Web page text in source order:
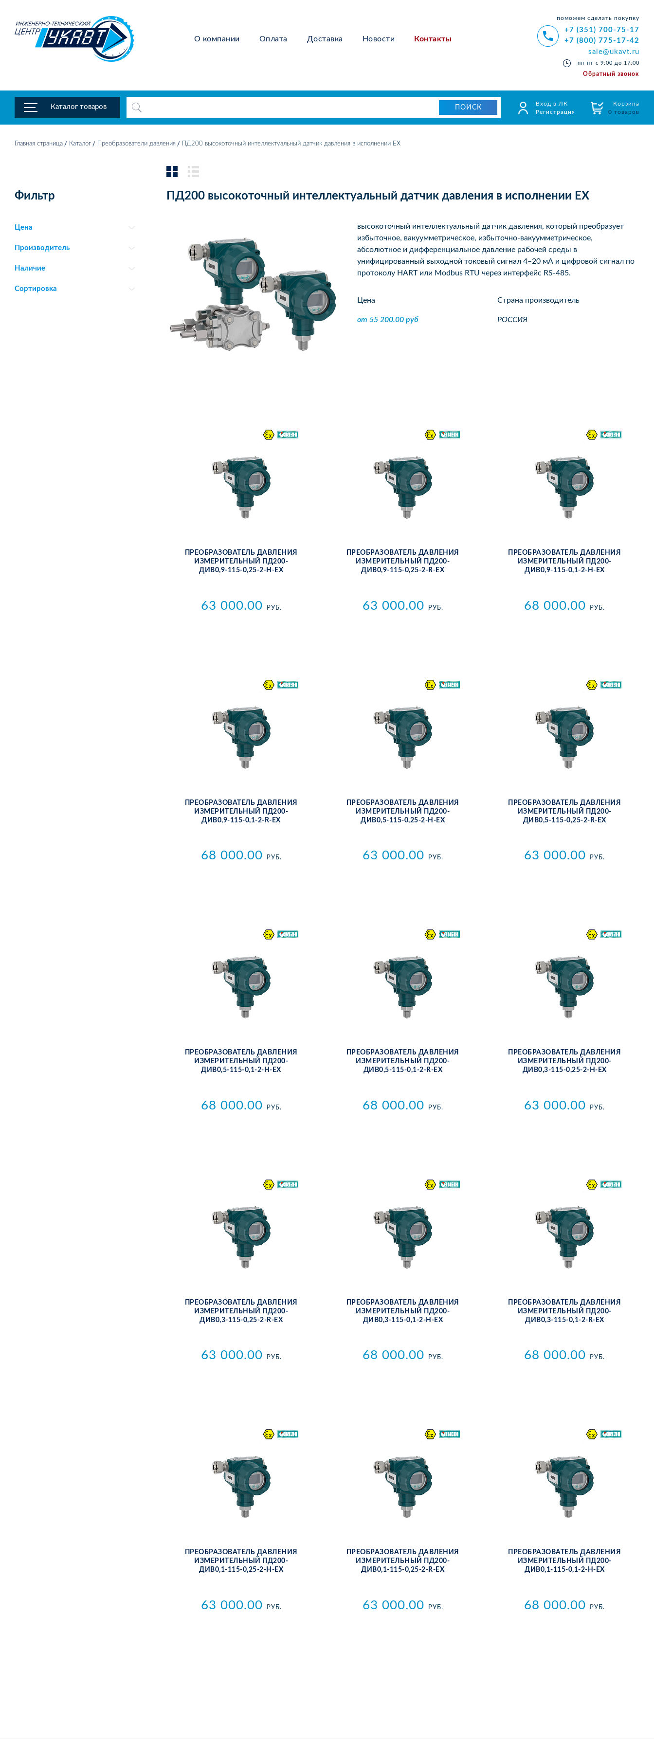
О компании Оплата Доставка Новости Контакты
поможем сделать покупку
+7 (351) 700-75-17
+7 (800) 775-17-42
sale@ukavt.ru
пн-пт с 9:00 до 17:00
Обратный звонок
Каталог товаров
Вход в ЛК
Регистрация
Корзина
0 товаров
Главная страница Каталог Преобразователи давления ПД200 высокоточный интеллектуальный датчик давления в исполнении EX
Фильтр
Цена
Производитель
Наличие
Сортировка
ПД200 высокоточный интеллектуальный датчик давления в исполнении EX
высокоточный интеллектуальный датчик давления, который преобразует
избыточное, вакуумметрическое, избыточно-вакуумметрическое,
абсолютное и дифференциальное давление рабочей среды в
унифицированный выходной токовый сигнал 4–20 мА и цифровой сигнал по
протоколу HART или Modbus RTU через интерфейс RS-485.
Цена
от 55 200.00 руб
Страна производитель
РОССИЯ
ПРЕ­ОБ­РА­ЗО­ВА­ТЕЛЬ ДАВ­ЛЕ­НИЯ
ИЗ­МЕ­РИ­ТЕЛЬ­НЫЙ ПД200-
ДИВ0,9-115-0,25-2-Н-ЕХ
63 000.00 РУБ.
ПРЕ­ОБ­РА­ЗО­ВА­ТЕЛЬ ДАВ­ЛЕ­НИЯ
ИЗ­МЕ­РИ­ТЕЛЬ­НЫЙ ПД200-
ДИВ0,9-115-0,25-2-R-ЕХ
63 000.00 РУБ.
ПРЕ­ОБ­РА­ЗО­ВА­ТЕЛЬ ДАВ­ЛЕ­НИЯ
ИЗ­МЕ­РИ­ТЕЛЬ­НЫЙ ПД200-
ДИВ0,9-115-0,1-2-Н-ЕХ
68 000.00 РУБ.
ПРЕ­ОБ­РА­ЗО­ВА­ТЕЛЬ ДАВ­ЛЕ­НИЯ
ИЗ­МЕ­РИ­ТЕЛЬ­НЫЙ ПД200-
ДИВ0,9-115-0,1-2-R-ЕХ
68 000.00 РУБ.
ПРЕ­ОБ­РА­ЗО­ВА­ТЕЛЬ ДАВ­ЛЕ­НИЯ
ИЗ­МЕ­РИ­ТЕЛЬ­НЫЙ ПД200-
ДИВ0,5-115-0,25-2-Н-ЕХ
63 000.00 РУБ.
ПРЕ­ОБ­РА­ЗО­ВА­ТЕЛЬ ДАВ­ЛЕ­НИЯ
ИЗ­МЕ­РИ­ТЕЛЬ­НЫЙ ПД200-
ДИВ0,5-115-0,25-2-R-ЕХ
63 000.00 РУБ.
ПРЕ­ОБ­РА­ЗО­ВА­ТЕЛЬ ДАВ­ЛЕ­НИЯ
ИЗ­МЕ­РИ­ТЕЛЬ­НЫЙ ПД200-
ДИВ0,5-115-0,1-2-Н-ЕХ
68 000.00 РУБ.
ПРЕ­ОБ­РА­ЗО­ВА­ТЕЛЬ ДАВ­ЛЕ­НИЯ
ИЗ­МЕ­РИ­ТЕЛЬ­НЫЙ ПД200-
ДИВ0,5-115-0,1-2-R-ЕХ
68 000.00 РУБ.
ПРЕ­ОБ­РА­ЗО­ВА­ТЕЛЬ ДАВ­ЛЕ­НИЯ
ИЗ­МЕ­РИ­ТЕЛЬ­НЫЙ ПД200-
ДИВ0,3-115-0,25-2-Н-ЕХ
63 000.00 РУБ.
ПРЕ­ОБ­РА­ЗО­ВА­ТЕЛЬ ДАВ­ЛЕ­НИЯ
ИЗ­МЕ­РИ­ТЕЛЬ­НЫЙ ПД200-
ДИВ0,3-115-0,25-2-R-ЕХ
63 000.00 РУБ.
ПРЕ­ОБ­РА­ЗО­ВА­ТЕЛЬ ДАВ­ЛЕ­НИЯ
ИЗ­МЕ­РИ­ТЕЛЬ­НЫЙ ПД200-
ДИВ0,3-115-0,1-2-Н-ЕХ
68 000.00 РУБ.
ПРЕ­ОБ­РА­ЗО­ВА­ТЕЛЬ ДАВ­ЛЕ­НИЯ
ИЗ­МЕ­РИ­ТЕЛЬ­НЫЙ ПД200-
ДИВ0,3-115-0,1-2-R-ЕХ
68 000.00 РУБ.
ПРЕ­ОБ­РА­ЗО­ВА­ТЕЛЬ ДАВ­ЛЕ­НИЯ
ИЗ­МЕ­РИ­ТЕЛЬ­НЫЙ ПД200-
ДИВ0,1-115-0,25-2-Н-ЕХ
63 000.00 РУБ.
ПРЕ­ОБ­РА­ЗО­ВА­ТЕЛЬ ДАВ­ЛЕ­НИЯ
ИЗ­МЕ­РИ­ТЕЛЬ­НЫЙ ПД200-
ДИВ0,1-115-0,25-2-R-ЕХ
63 000.00 РУБ.
ПРЕ­ОБ­РА­ЗО­ВА­ТЕЛЬ ДАВ­ЛЕ­НИЯ
ИЗ­МЕ­РИ­ТЕЛЬ­НЫЙ ПД200-
ДИВ0,1-115-0,1-2-Н-ЕХ
68 000.00 РУБ.